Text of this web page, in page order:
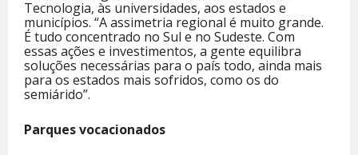
Tecnologia, às universidades, aos estados e
municípios. “A assimetria regional é muito grande.
É tudo concentrado no Sul e no Sudeste. Com
essas ações e investimentos, a gente equilibra
soluções necessárias para o país todo, ainda mais
para os estados mais sofridos, como os do
semiárido”.
Parques vocacionados